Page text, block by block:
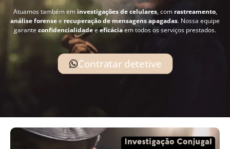
Atuamos também em investigações de celulares, com rastreamento,
análise forensee recuperação de mensagens apagadas. Nossa equipe
garante confidencialidadeeeficáciaem todos os serviços prestados.
Contratar detetive